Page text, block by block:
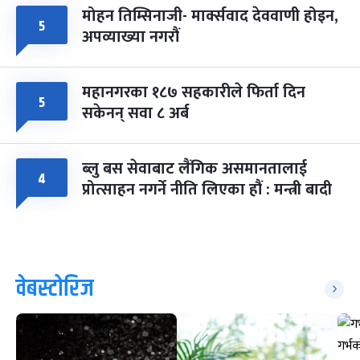
५ मोहन तिम्सिनाजी- मार्क्सवाद देववाणी होइन,
अपव्याख्या नगरौं
५ महानगरका १८७ सहकारीले फिर्ता दिन
सकेनन् सवा ८ अर्ब
४ ब्लु बस सेवाबाट लैंगिक असमानतालाई
प्रोत्साहन नगर्ने नीति लिएका हौं : मन्त्री बादी
वेबस्टोरिज